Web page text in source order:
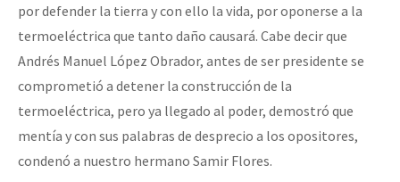
por defender la tierra y con ello la vida, por oponerse a la
termoeléctrica que tanto daño causará. Cabe decir que
Andrés Manuel López Obrador, antes de ser presidente se
comprometió a detener la construcción de la
termoeléctrica, pero ya llegado al poder, demostró que
mentía y con sus palabras de desprecio a los opositores,
condenó a nuestro hermano Samir Flores.